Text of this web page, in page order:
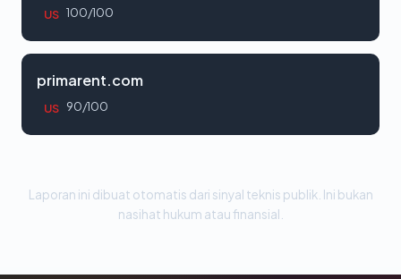
US 100/100
primarent.com
US 90/100
Laporan ini dibuat otomatis dari sinyal teknis publik. Ini bukan
nasihat hukum atau finansial.